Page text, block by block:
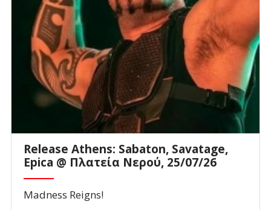
Release Athens: Sabaton, Savatage,
Epica @ Πλατεία Νερού, 25/07/26
Madness Reigns!